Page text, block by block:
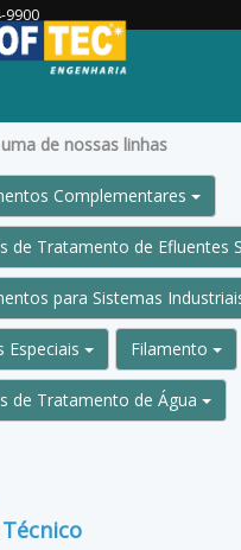
9900
de nossas linhas
Complementares
de Tratamento de Efluentes
para Sistemas
Especiais Filamento
de Tratamento de Água